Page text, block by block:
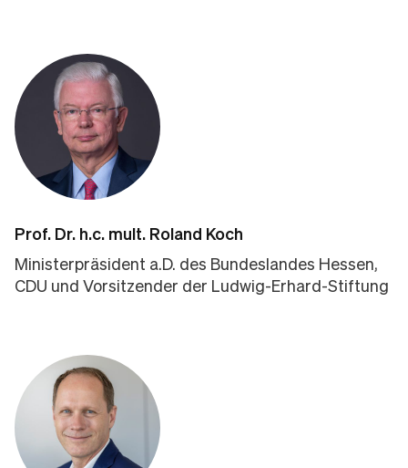
Prof. Dr. h.c. mult. Roland Koch
Ministerpräsident a.D. des Bundeslandes Hessen,
CDU und Vorsitzender der Ludwig-Erhard-Stiftung